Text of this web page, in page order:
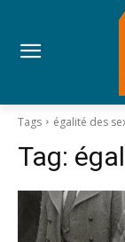
Tags égalité des
Tag: